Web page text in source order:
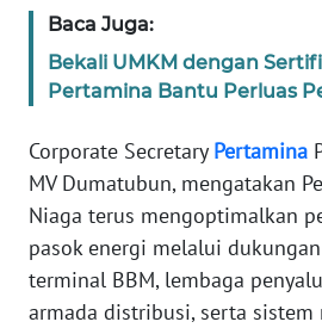
Baca Juga:
Bekali UMKM dengan
Pertamina Bantu Perluas
Corporate Secretary Pertamina
MV Dumatubun, mengatakan
Niaga terus mengoptimalkan
pasok energi melalui
terminal BBM, lembaga
armada distribusi, serta
PEDOMAN
MEDIA
SIBER
REDAKSI
KARIR
DISCLAIMER